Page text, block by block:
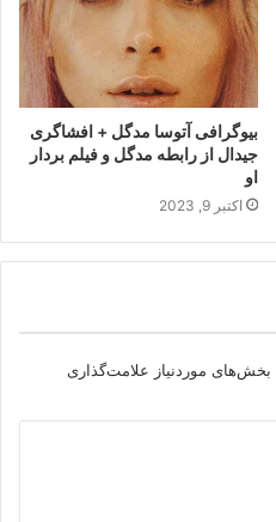
بیوگرافی آتوسا مدگل + افشاگری
جیدال از رابطه مدگل و فیلم بردار
او
اکتبر 9, 2023
بخش‌های موردنیاز علامت‌گذاری